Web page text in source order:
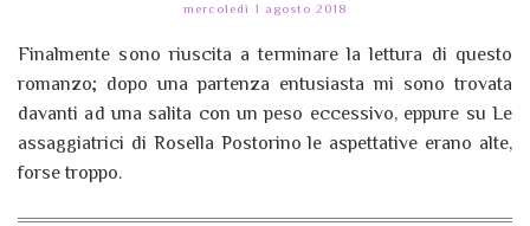
mercoledì 1 agosto 2018
Finalmente sono riuscita a terminare la lettura di questo
romanzo; dopo una partenza entusiasta mi sono trovata
davanti ad una salita con un peso eccessivo, eppure su Le
assaggiatrici di Rosella Postorino le aspettative erano alte,
forse troppo.